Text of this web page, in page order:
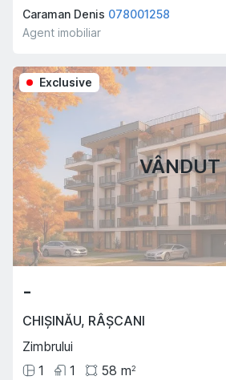
Caraman Denis 078001258
Agent imobiliar
VÂNDUT
Exclusive
-
CHIȘINĂU, RÂȘCANI
Zimbrului
1
1 58 m2